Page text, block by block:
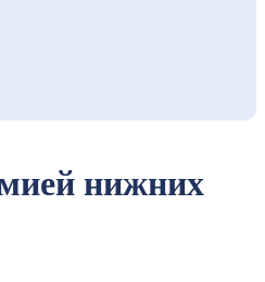
нижних